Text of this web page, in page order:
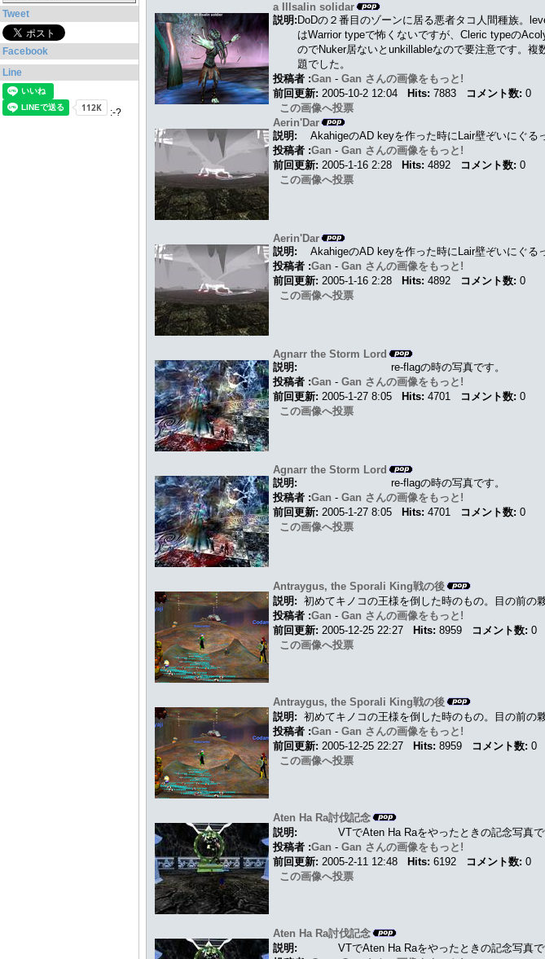
Tweet
Facebook
Line
:-?
a Illsalin solidar
説明: DoDの２番目のゾーンに居る悪者タコ人間種族。
はWarrior typeで怖くないですが、Cleric typeの
のでNuker居ないとunkillableなので要注意です。
題でした。
投稿者 :Gan - Gan さんの画像をもっと!
前回更新: 2005-10-2 12:04 Hits: 7883 コメント数: 0
この画像へ投票
Aerin'Dar
説明:
AkahigeのAD keyを作った時にLair壁ぞいにぐる
投稿者 :Gan - Gan さんの画像をもっと!
前回更新: 2005-1-16 2:28 Hits: 4892 コメント数: 0
この画像へ投票
Aerin'Dar
説明:
AkahigeのAD keyを作った時にLair壁ぞいにぐる
投稿者 :Gan - Gan さんの画像をもっと!
前回更新: 2005-1-16 2:28 Hits: 4892 コメント数: 0
この画像へ投票
Agnarr the Storm Lord
説明:
re-flagの時の写真です。
投稿者 :Gan - Gan さんの画像をもっと!
前回更新: 2005-1-27 8:05 Hits: 4701 コメント数: 0
この画像へ投票
Agnarr the Storm Lord
説明:
re-flagの時の写真です。
投稿者 :Gan - Gan さんの画像をもっと!
前回更新: 2005-1-27 8:05 Hits: 4701 コメント数: 0
この画像へ投票
Antraygus, the Sporali King戦の後
説明: 初めてキノコの王様を倒した時のもの。目の前の
投稿者 :Gan - Gan さんの画像をもっと!
前回更新: 2005-12-25 22:27 Hits: 8959 コメント数: 0
この画像へ投票
Antraygus, the Sporali King戦の後
説明: 初めてキノコの王様を倒した時のもの。目の前の
投稿者 :Gan - Gan さんの画像をもっと!
前回更新: 2005-12-25 22:27 Hits: 8959 コメント数: 0
この画像へ投票
Aten Ha Ra討伐記念
説明:
VTでAten Ha Raをやったときの記念写真で
投稿者 :Gan - Gan さんの画像をもっと!
前回更新: 2005-2-11 12:48 Hits: 6192 コメント数: 0
この画像へ投票
Aten Ha Ra討伐記念
説明:
VTでAten Ha Raをやったときの記念写真で